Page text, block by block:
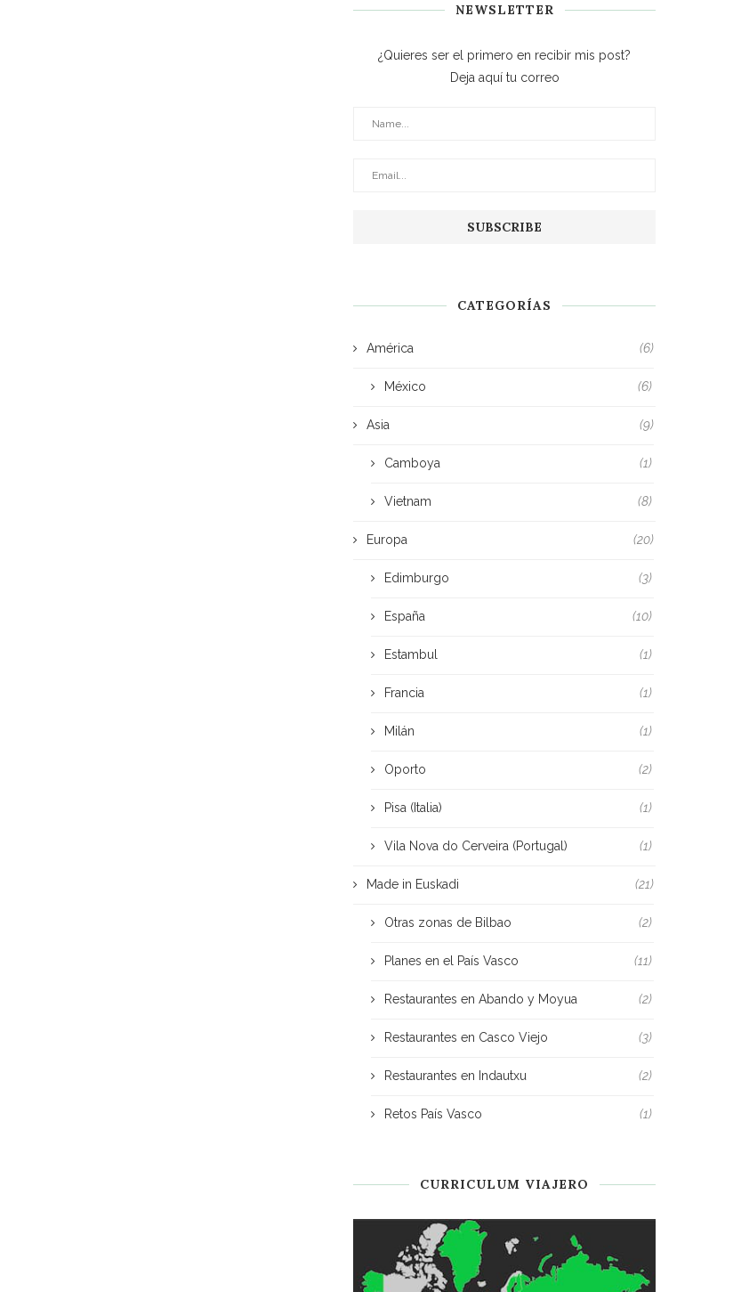
NEWSLETTER
¿Quieres ser el primero en recibir mis post?
Deja aquí tu correo
CATEGORÍAS
América (6)
México (6)
Asia (9)
Camboya (1)
Vietnam (8)
Europa (20)
Edimburgo (3)
España (10)
Estambul (1)
Francia (1)
Milán (1)
Oporto (2)
Pisa (Italia) (1)
Vila Nova do Cerveira (Portugal) (1)
Made in Euskadi (21)
Otras zonas de Bilbao (2)
Planes en el País Vasco (11)
Restaurantes en Abando y Moyua (2)
Restaurantes en Casco Viejo (3)
Restaurantes en Indautxu (2)
Retos País Vasco (1)
CURRICULUM VIAJERO